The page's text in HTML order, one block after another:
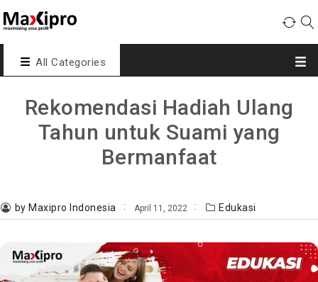
All Categories
Rekomendasi Hadiah Ulang
Tahun untuk Suami yang
Bermanfaat
by Maxipro Indonesia April 11, 2022 Edukasi